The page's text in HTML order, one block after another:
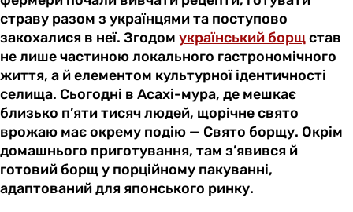
страву разом з українцями та поступово
закохалися в неї. Згодом український борщстав
не лише частиною локального гастрономічного
життя, а й елементом культурної ідентичності
селища. Сьогодні в Асахі-мура, де мешкає
близько п’яти тисяч людей, щорічне свято
врожаю має окрему подію — Свято борщу. Окрім
домашнього приготування, там з’явився й
готовий борщ у порційному пакуванні,
адаптований для японського ринку.